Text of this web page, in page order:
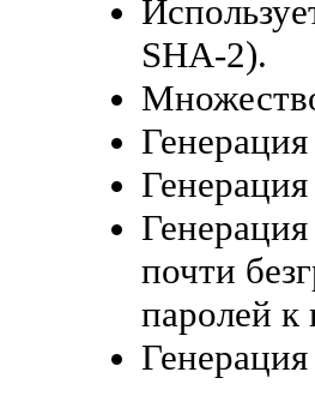
SHA-2).
почти
паролей к